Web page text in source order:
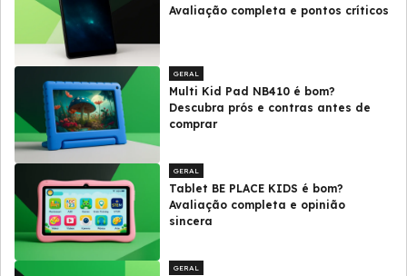
Avaliação completa e pontos críticos
GERAL
Multi Kid Pad NB410 é bom?
Descubra prós e contras antes de
comprar
GERAL
Tablet BE PLACE KIDS é bom?
Avaliação completa e opinião
sincera
GERAL